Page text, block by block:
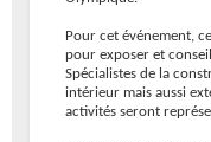
Pour cet événement,
pour exposer et
Spécialistes de la
intérieur mais aussi
activités seront